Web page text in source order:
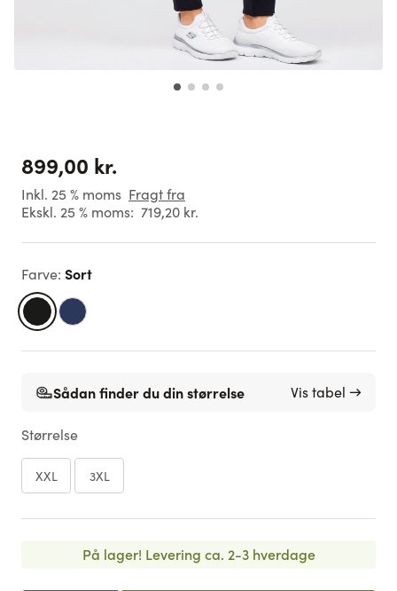
899,00 kr.
Inkl. 25 % moms Fragt fra
Ekskl. 25 % moms: 719,20 kr.
Farve: Sort
Sådan finder du din størrelse Vis tabel →
Størrelse
XXL 3XL
På lager! Levering ca. 2-3 hverdage